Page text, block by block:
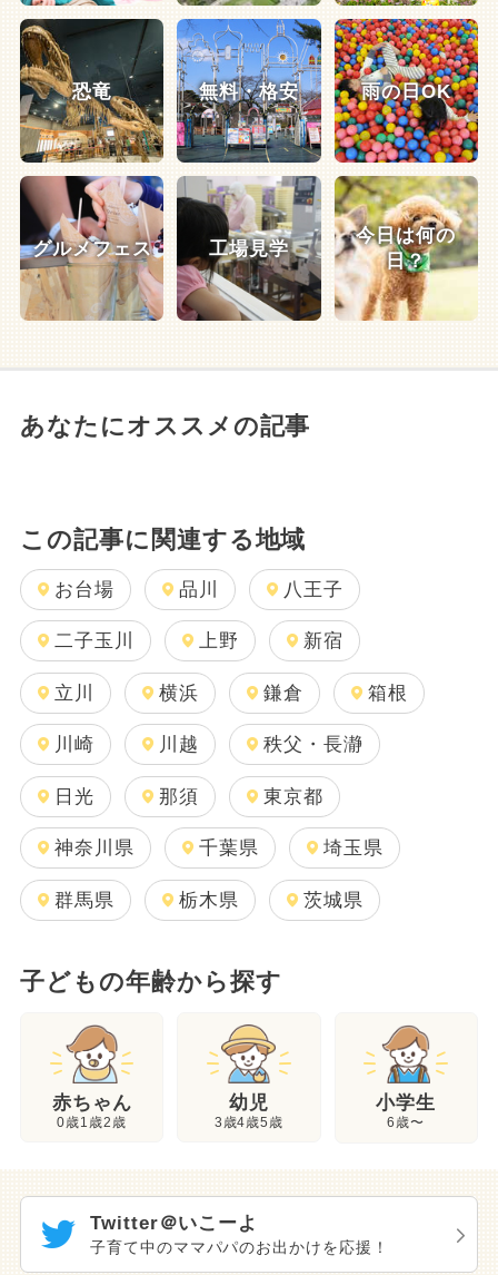
恐竜 無料・格安 雨の日OK
グルメフェス 工場見学
今日は何の
日？
あなたにオススメの記事
この記事に関連する地域
お台場 品川 八王子
二子玉川 上野 新宿
立川 横浜 鎌倉 箱根
川崎 川越 秩父・長瀞
日光 那須 東京都
神奈川県 千葉県 埼玉県
群馬県 栃木県 茨城県
子どもの年齢から探す
赤ちゃん
0歳1歳2歳
幼児
3歳4歳5歳
小学生
6歳〜
Twitter＠いこーよ
子育て中のママパパのお出かけを応援！